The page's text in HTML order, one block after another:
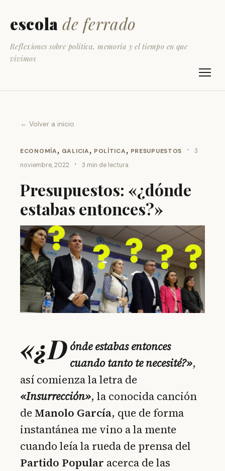
escola de ferrado
Reflexiones sobre política, memoria y el tiempo en que
vivimos
← Volver a inicio
ECONOMÍA, GALICIA, POLÍTICA, PRESUPUESTOS ·
3
noviembre, 2022
· 3 min de lectura
Presupuestos: «¿dónde
estabas entonces?»
«¿D ónde estabas entonces
cuando tanto te necesité?»,
así comienza la letra de
«Insurrección», la conocida canción
de Manolo García, que de forma
instantánea me vino a la mente
cuando leía la rueda de prensa del
Partido Popular acerca de las